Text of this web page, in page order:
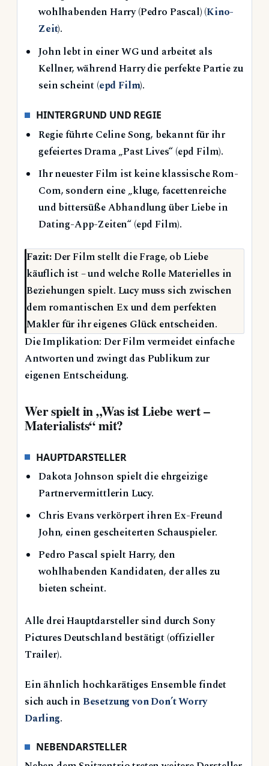
wohlhabenden Harry (Pedro Pascal) (Kino-
Zeit).
John lebt in einer WG und arbeitet als
Kellner, während Harry die perfekte Partie zu
sein scheint (epd Film).
HINTERGRUND UND REGIE
Regie führte Celine Song, bekannt für ihr
gefeiertes Drama „Past Lives“ (epd Film).
Ihr neuester Film ist keine klassische Rom-
Com, sondern eine „kluge, facettenreiche
und bittersüße Abhandlung über Liebe in
Dating-App-Zeiten“ (epd Film).
Fazit:Der Film stellt die Frage, ob Liebe
käuflich ist – und welche Rolle Materielles in
Beziehungen spielt. Lucy muss sich zwischen
dem romantischen Ex und dem perfekten
Makler für ihr eigenes Glück entscheiden.
Die Implikation: Der Film vermeidet einfache
Antworten und zwingt das Publikum zur
eigenen Entscheidung.
Wer spielt in „Was ist Liebe wert –
Materialists“ mit?
HAUPTDARSTELLER
Dakota Johnson spielt die ehrgeizige
Partnervermittlerin Lucy.
Chris Evans verkörpert ihren Ex-Freund
John, einen gescheiterten Schauspieler.
Pedro Pascal spielt Harry, den
wohlhabenden Kandidaten, der alles zu
bieten scheint.
Alle drei Hauptdarsteller sind durch Sony
Pictures Deutschland bestätigt (offizieller
Trailer).
Ein ähnlich hochkarätiges Ensemble findet
sich auch in Besetzung von Don’t Worry
Darling.
NEBENDARSTELLER